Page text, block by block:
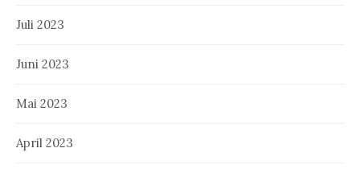
Juli 2023
Juni 2023
Mai 2023
April 2023